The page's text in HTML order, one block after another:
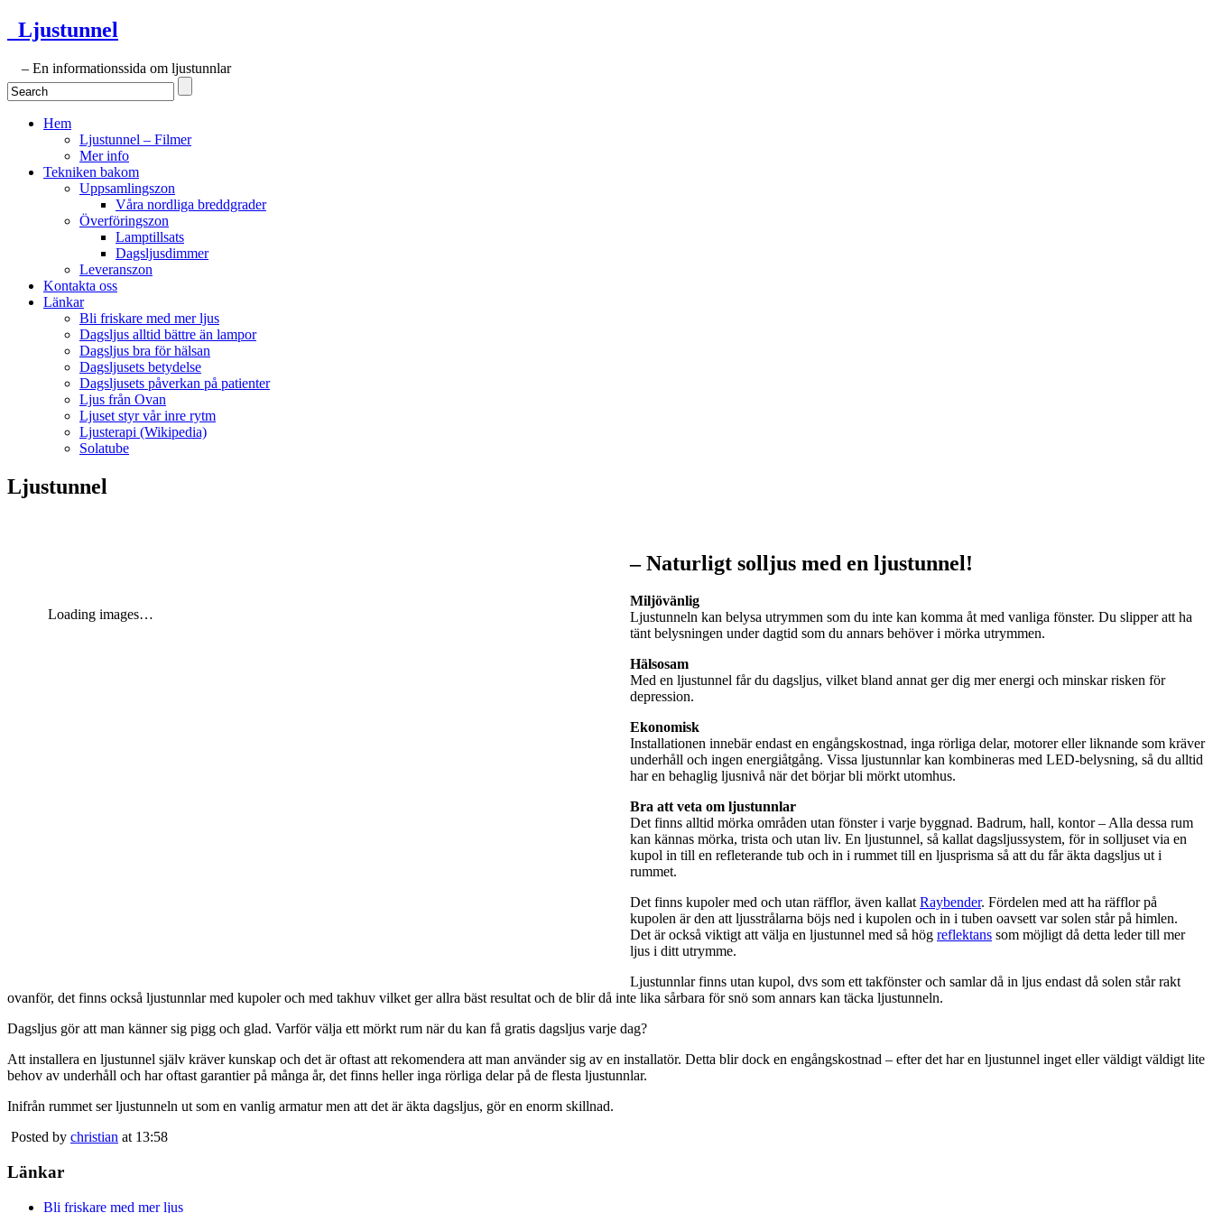
Ljustunnel
– En informationssida om ljustunnlar
Hem
Ljustunnel – Filmer
Mer info
Tekniken bakom
Uppsamlingszon
Våra nordliga breddgrader
Överföringszon
Lamptillsats
Dagsljusdimmer
Leveranszon
Kontakta oss
Länkar
Bli friskare med mer ljus
Dagsljus alltid bättre än lampor
Dagsljus bra för hälsan
Dagsljusets betydelse
Dagsljusets påverkan på patienter
Ljus från Ovan
Ljuset styr vår inre rytm
Ljusterapi (Wikipedia)
Solatube
Ljustunnel
Loading images…
– Naturligt solljus med en ljustunnel!
Miljövänlig
Ljustunneln kan belysa utrymmen som du inte kan komma åt med vanliga fönster. Du slipper att ha
tänt belysningen under dagtid som du annars behöver i mörka utrymmen.
Hälsosam
Med en ljustunnel får du dagsljus, vilket bland annat ger dig mer energi och minskar risken för
depression.
Ekonomisk
Installationen innebär endast en engångskostnad, inga rörliga delar, motorer eller liknande som kräver
underhåll och ingen energiåtgång. Vissa ljustunnlar kan kombineras med LED-belysning, så du alltid
har en behaglig ljusnivå när det börjar bli mörkt utomhus.
Bra att veta om ljustunnlar
Det finns alltid mörka områden utan fönster i varje byggnad. Badrum, hall, kontor – Alla dessa rum
kan kännas mörka, trista och utan liv. En ljustunnel, så kallat dagsljussystem, för in solljuset via en
kupol in till en refleterande tub och in i rummet till en ljusprisma så att du får äkta dagsljus ut i
rummet.
Det finns kupoler med och utan räfflor, även kallatRaybender. Fördelen med att ha räfflor på
kupolen är den att ljusstrålarna böjs ned i kupolen och in i tuben oavsett var solen står på himlen.
Det är också viktigt att välja en ljustunnel med så hög reflektans som möjligt då detta leder till mer
ljus i ditt utrymme.
Ljustunnlar finns utan kupol, dvs som ett takfönster och samlar då in ljus endast då solen står rakt
ovanför, det finns också ljustunnlar med kupoler och med takhuv vilket ger allra bäst resultat och de blir då inte lika sårbara för snö som annars kan täcka ljustunneln.
Dagsljus gör att man känner sig pigg och glad. Varför välja ett mörkt rum när du kan få gratis dagsljus varje dag?
Att installera en ljustunnel själv kräver kunskap och det är oftast att rekomendera att man använder sig av en installatör. Detta blir dock en engångskostnad – efter det har en ljustunnel inget eller väldigt väldigt lite
behov av underhåll och har oftast garantier på många år, det finns heller inga rörliga delar på de flesta ljustunnlar.
Inifrån rummet ser ljustunneln ut som en vanlig armatur men att det är äkta dagsljus, gör en enorm skillnad.
Posted by christian at 13:58
Länkar
Bli friskare med mer ljus